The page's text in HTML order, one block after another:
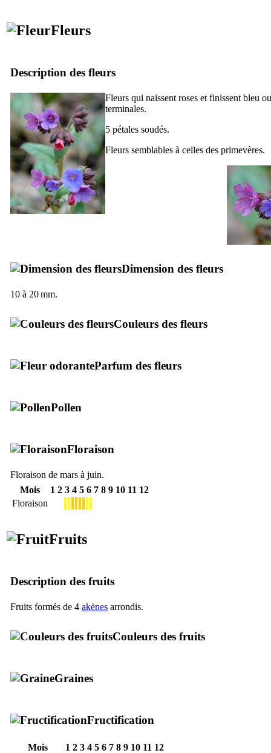
Fleurs
Description des fleurs
Fleurs qui naissent roses et finissent bleu
terminales.
5 pétales soudés.
Fleurs semblables à celles des primevères.
Dimension des fleurs
10 à 20 mm.
Couleurs des fleurs
Parfum des fleurs
Pollen
Floraison
Floraison de mars à juin.
Mois
1 2 3 4 5 6 7 8 9 10 11 12
Floraison
Fruits
Description des fruits
Fruits formés de 4 akènes arrondis.
Couleurs des fruits
Graines
Fructification
Mois 1 2 3 4 5 6 7 8 9 10 11 12